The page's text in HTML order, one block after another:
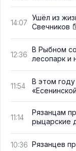
14:07
Ушёл из
Свечников
12:36
В Рыбном
лесопарк
11:54
В этом
11:14
Рязанцам
рыцарские
10:36 Рязанцев